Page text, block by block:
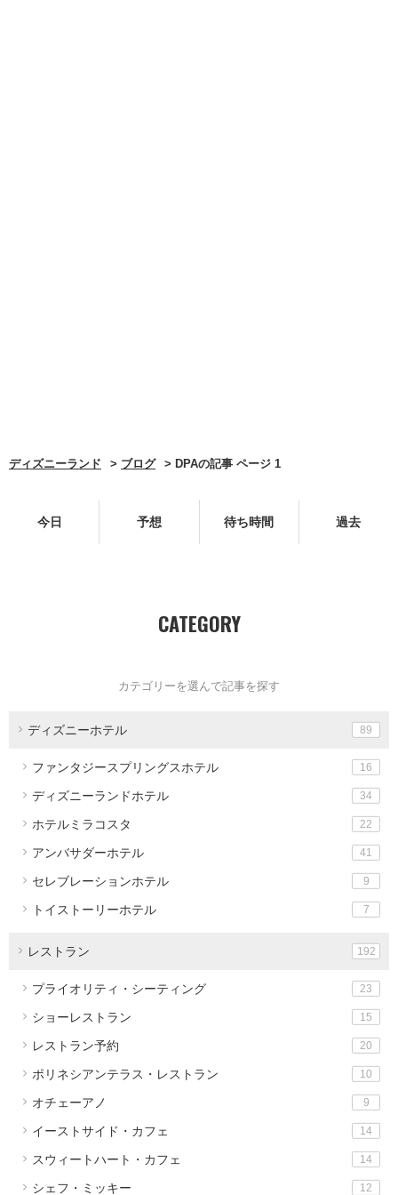
ディズニーランド ブログ DPAの記事 ページ 1
今日 予想 待ち時間 過去
CATEGORY
カテゴリーを選んで記事を探す
ディズニーホテル 89
ファンタジースプリングスホテル 16
ディズニーランドホテル 34
ホテルミラコスタ 22
アンバサダーホテル 41
セレブレーションホテル 9
トイストーリーホテル 7
レストラン 192
プライオリティ・シーティング 23
ショーレストラン 15
レストラン予約 20
ポリネシアンテラス・レストラン 10
オチェーアノ 9
イーストサイド・カフェ 14
スウィートハート・カフェ 14
シェフ・ミッキー 12